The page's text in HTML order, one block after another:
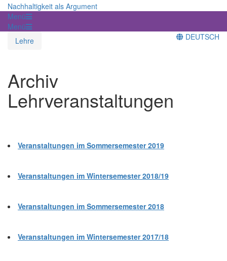
Nachhaltigkeit als Argument
Menü
Menü
Lehre
DEUTSCH
Archiv
Lehrveranstaltungen
Veranstaltungen im Sommersemester 2019
Veranstaltungen im Wintersemester 2018/19
Veranstaltungen im Sommersemester 2018
Veranstaltungen im Wintersemester 2017/18